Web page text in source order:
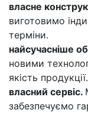
власне
виготовимо
терміни.
найсучасніше
новими
якість продукції.
власний сервіс.
забезпечуємо